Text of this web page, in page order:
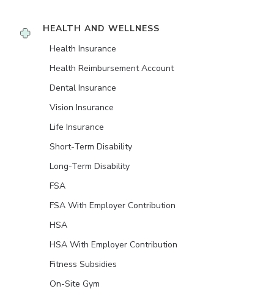
HEALTH AND WELLNESS
Health Insurance
Health Reimbursement Account
Dental Insurance
Vision Insurance
Life Insurance
Short-Term Disability
Long-Term Disability
FSA
FSA With Employer Contribution
HSA
HSA With Employer Contribution
Fitness Subsidies
On-Site Gym